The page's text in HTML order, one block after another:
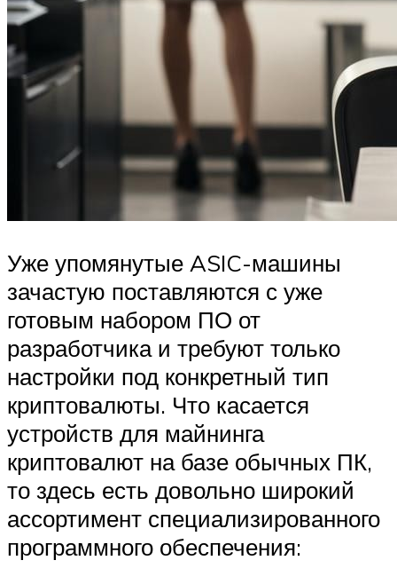
Уже упомянутые ASIC-машины
зачастую поставляются с уже
готовым набором ПО от
разработчика и требуют только
настройки под конкретный тип
криптовалюты. Что касается
устройств для майнинга
криптовалют на базе обычных ПК,
то здесь есть довольно широкий
ассортимент специализированного
программного обеспечения: